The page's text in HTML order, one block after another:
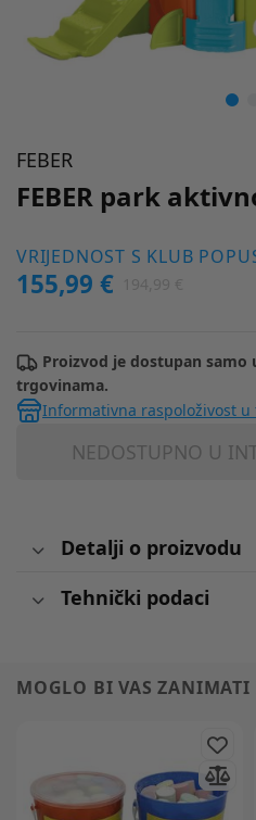
FEBER
FEBER park
VRIJEDNOST S KLUB
155,99 €
Proizvod je dostupan samo
trgovinama.
Informativna raspoloživost u
NEDOSTUPNO U
Detalji o proizvodu
Tehnički podaci
MOGLO BI VAS ZANIMATI